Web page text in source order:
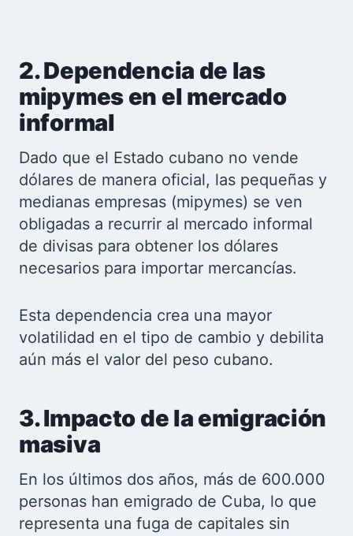
2. Dependencia de las
mipymes en el mercado
informal
Dado que el Estado cubano no vende
dólares de manera oficial, las pequeñas y
medianas empresas (mipymes) se ven
obligadas a recurrir al mercado informal
de divisas para obtener los dólares
necesarios para importar mercancías.
Esta dependencia crea una mayor
volatilidad en el tipo de cambio y debilita
aún más el valor del peso cubano.
3. Impacto de la emigración
masiva
En los últimos dos años, más de 600.000
personas han emigrado de Cuba, lo que
representa una fuga de capitales sin